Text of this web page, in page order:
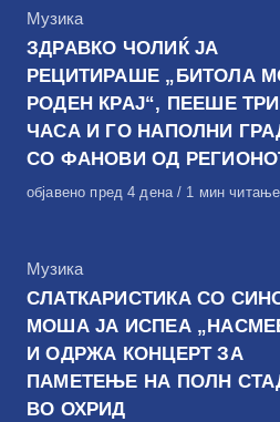
КАтегорија
Музика
ЗДРАВКО ЧОЛИЌ ЈА
РЕЦИТИРАШЕ „БИТОЛА
РОДЕН КРАЈ“, ПЕЕШЕ ТРИ
ЧАСА И ГО НАПОЛНИ
СО ФАНОВИ ОД
Објавено
објавено пред 4 дена 1 мин читање
КАтегорија
Музика
СЛАТКАРИСТИКА СО
МОША ЈА ИСПЕА
И ОДРЖА КОНЦЕРТ ЗА
ПАМЕТЕЊЕ НА ПОЛН
ВО ОХРИД